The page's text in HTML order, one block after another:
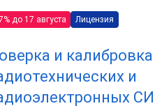
до 17 августа Лицензия
и калибровка
и
СИ